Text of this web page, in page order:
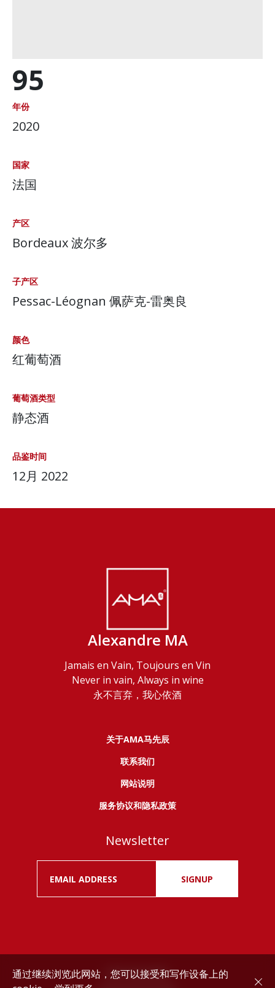
95
年份
2020
国家
法国
产区
Bordeaux 波尔多
子产区
Pessac-Léognan 佩萨克-雷奥良
颜色
红葡萄酒
葡萄酒类型
静态酒
品鉴时间
12月 2022
Alexandre MA
Jamais en Vain, Toujours en Vin
Never in vain, Always in wine
永不言弃，我心依酒
关于AMA马先辰
联系我们
网站说明
服务协议和隐私政策
Newsletter
SIGNUP
Drink responsibly.
通过继续浏览此网站，您可以接受和写作设备上的